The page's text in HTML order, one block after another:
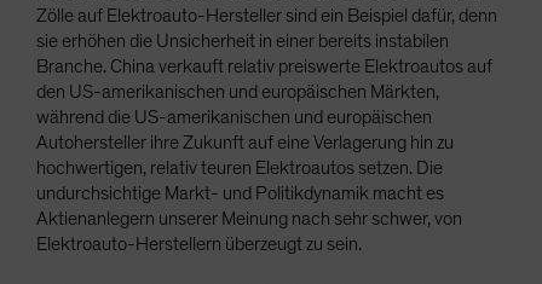
Zölle auf Elektroauto-Hersteller sind ein Beispiel dafür, denn
sie erhöhen die Unsicherheit in einer bereits instabilen
Branche. China verkauft relativ preiswerte Elektroautos auf
den US-amerikanischen und europäischen Märkten,
während die US-amerikanischen und europäischen
Autohersteller ihre Zukunft auf eine Verlagerung hin zu
hochwertigen, relativ teuren Elektroautos setzen. Die
undurchsichtige Markt- und Politikdynamik macht es
Aktienanlegern unserer Meinung nach sehr schwer, von
Elektroauto-Herstellern überzeugt zu sein.